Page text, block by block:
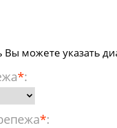
Вы можете указать
*:
*: